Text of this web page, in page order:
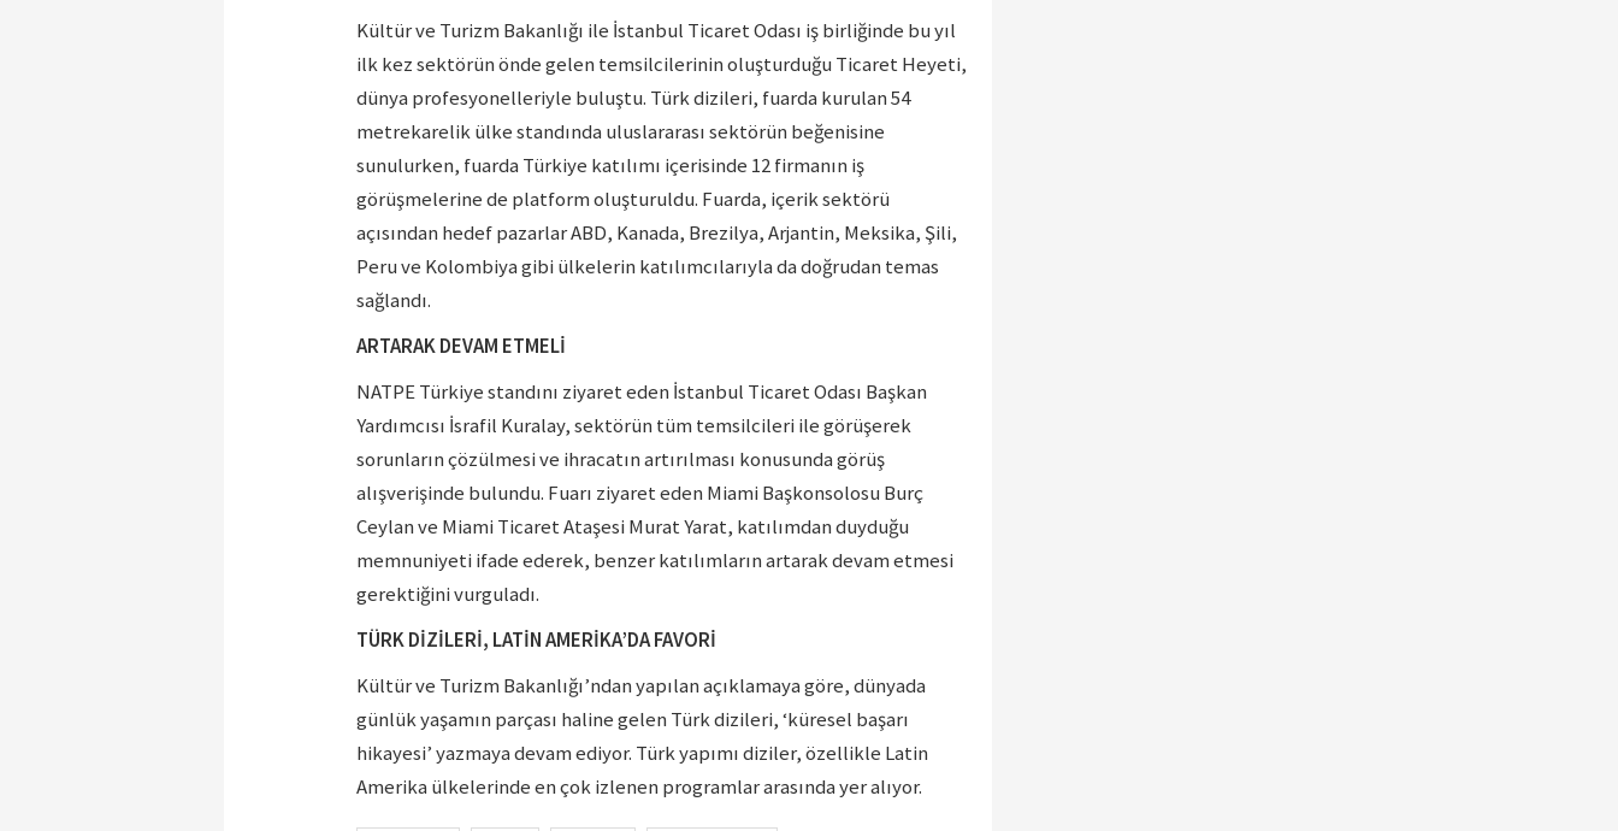
Kültür ve Turizm Bakanlığı ile İstanbul Ticaret Odası iş birliğinde bu yıl
ilk kez sektörün önde gelen temsilcilerinin oluşturduğu Ticaret Heyeti,
dünya profesyonelleriyle buluştu. Türk dizileri, fuarda kurulan 54
metrekarelik ülke standında uluslararası sektörün beğenisine
sunulurken, fuarda Türkiye katılımı içerisinde 12 firmanın iş
görüşmelerine de platform oluşturuldu. Fuarda, içerik sektörü
açısından hedef pazarlar ABD, Kanada, Brezilya, Arjantin, Meksika, Şili,
Peru ve Kolombiya gibi ülkelerin katılımcılarıyla da doğrudan temas
sağlandı.
ARTARAK DEVAM ETMELİ
NATPE Türkiye standını ziyaret eden İstanbul Ticaret Odası Başkan
Yardımcısı İsrafil Kuralay, sektörün tüm temsilcileri ile görüşerek
sorunların çözülmesi ve ihracatın artırılması konusunda görüş
alışverişinde bulundu. Fuarı ziyaret eden Miami Başkonsolosu Burç
Ceylan ve Miami Ticaret Ataşesi Murat Yarat, katılımdan duyduğu
memnuniyeti ifade ederek, benzer katılımların artarak devam etmesi
gerektiğini vurguladı.
TÜRK DİZİLERİ, LATİN AMERİKA’DA FAVORİ
Kültür ve Turizm Bakanlığı’ndan yapılan açıklamaya göre, dünyada
günlük yaşamın parçası haline gelen Türk dizileri, ‘küresel başarı
hikayesi’ yazmaya devam ediyor. Türk yapımı diziler, özellikle Latin
Amerika ülkelerinde en çok izlenen programlar arasında yer alıyor.